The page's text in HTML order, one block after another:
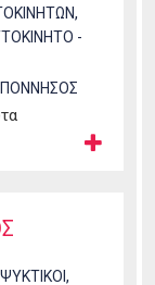
,
-
ΨΥΚΤΙΚΟΙ ,